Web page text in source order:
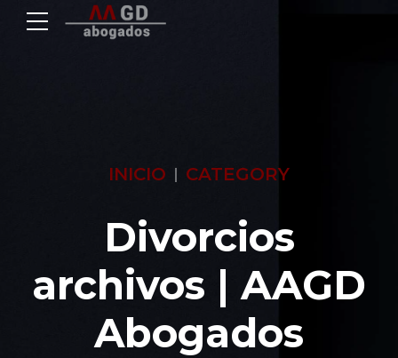
INICIO CATEGORY
Divorcios
archivos | AAGD
Abogados